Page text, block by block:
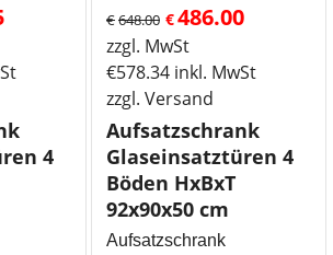
4
€648.00 €486.00
zzgl. MwSt
€578.34 inkl. MwSt
zzgl. Versand
Aufsatzschrank
Glaseinsatztüren 4
Böden HxBxT
92x90x50 cm
Aufsatzschrank